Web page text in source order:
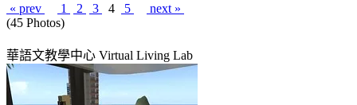
« prev 1 2 3 4 5
next »
(45 Photos)
華語文教學中心 Virtual Living Lab